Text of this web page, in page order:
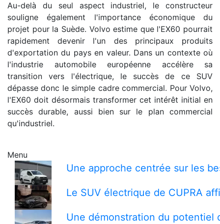
Au-delà du seul aspect industriel, le constructeur
souligne également l'importance économique du
projet pour la Suède. Volvo estime que l'EX60 pourrait
rapidement devenir l'un des principaux produits
d'exportation du pays en valeur. Dans un contexte où
l'industrie automobile européenne accélère sa
transition vers l'électrique, le succès de ce SUV
dépasse donc le simple cadre commercial. Pour Volvo,
l'EX60 doit désormais transformer cet intérêt initial en
succès durable, aussi bien sur le plan commercial
qu'industriel.
Menu
Une approche centrée sur les
Le SUV électrique de CUPRA
Une démonstration du potentiel